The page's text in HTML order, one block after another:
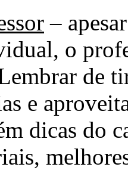
–
o
de
e
dicas do